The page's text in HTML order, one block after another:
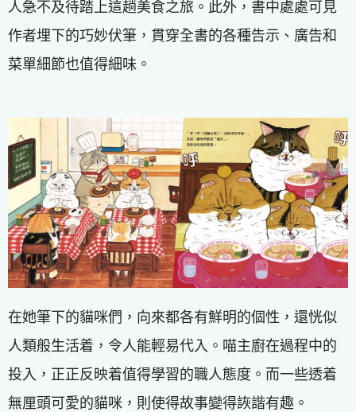
人急不及待踏上這趟美食之旅。此外，書中處處可見
作者埋下的巧妙伏筆，貫穿全書的各種告示、廣告和
菜單細節也值得細味。
在她筆下的貓咪們，向來都各有鮮明的個性，還恍似
人類般生活着，令人能輕易代入。喵主廚在過程中的
投入，正正反映着值得學習的職人態度。而一些透着
無厘頭可愛的貓咪，則使得故事變得詼諧有趣。